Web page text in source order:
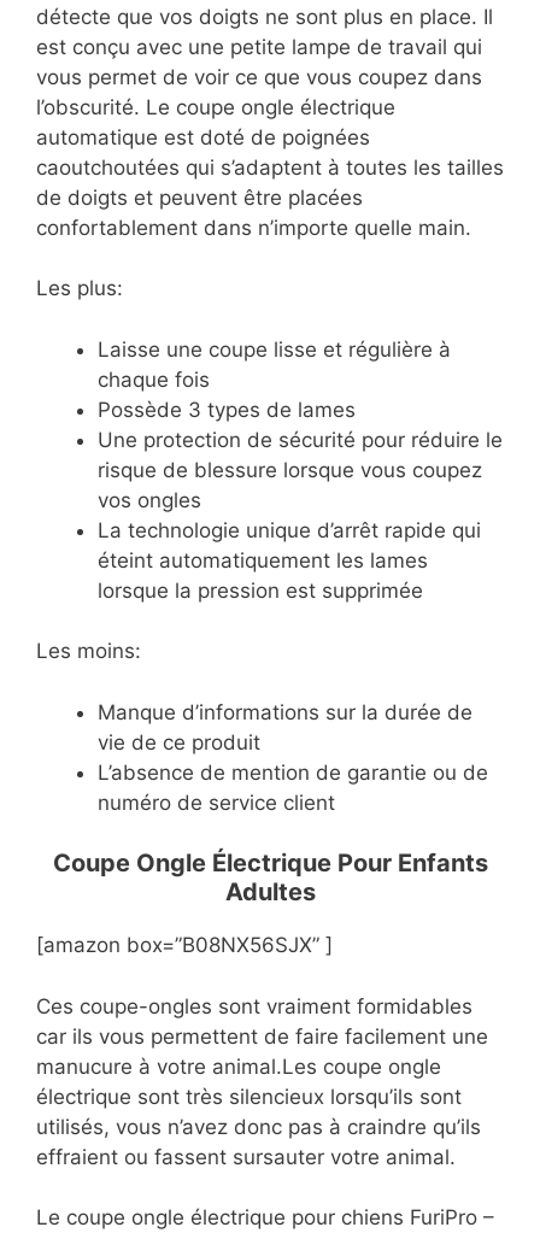
détecte que vos doigts ne sont plus en place. Il
est conçu avec une petite lampe de travail qui
vous permet de voir ce que vous coupez dans
l’obscurité. Le coupe ongle électrique
automatique est doté de poignées
caoutchoutées qui s’adaptent à toutes les tailles
de doigts et peuvent être placées
confortablement dans n’importe quelle main.
Les plus:
Laisse une coupe lisse et régulière à
chaque fois
Possède 3 types de lames
Une protection de sécurité pour réduire le
risque de blessure lorsque vous coupez
vos ongles
La technologie unique d’arrêt rapide qui
éteint automatiquement les lames
lorsque la pression est supprimée
Les moins:
Manque d’informations sur la durée de
vie de ce produit
L’absence de mention de garantie ou de
numéro de service client
Coupe Ongle Électrique Pour Enfants
Adultes
[amazon box=”B08NX56SJX” ]
Ces coupe-ongles sont vraiment formidables
car ils vous permettent de faire facilement une
manucure à votre animal.Les coupe ongle
électrique sont très silencieux lorsqu’ils sont
utilisés, vous n’avez donc pas à craindre qu’ils
effraient ou fassent sursauter votre animal.
Le coupe ongle électrique pour chiens FuriPro –